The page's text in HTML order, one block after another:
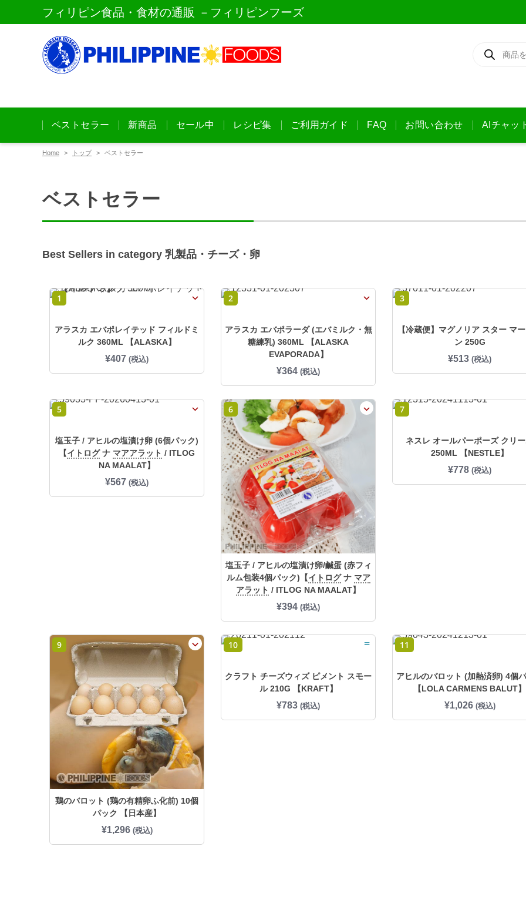
フィリピン食品・食材の通販 －フィリピンフーズ
ベストセラー 新商品 セール中 レシピ集 ご利用ガイド FAQ お問い合わせ AIチャッ
Home トップ ベストセラー
ベストセラー
Best Sellers in category 乳製品・チーズ・卵
1
アラスカ エバポレイテッド フィルドミ
ルク 360ML 【ALASKA】
¥407 (税込)
2
アラスカ エバポラーダ (エバミルク・無
糖練乳) 360ML 【ALASKA
EVAPORADA】
¥364 (税込)
3
【冷蔵便】マグノリア スター マ
ン 250G
¥513 (税込)
5
塩玉子 / アヒルの塩漬け卵 (6個パック)
【イトログナ マアアラット / ITLOG
NA MAALAT】
¥567 (税込)
6
塩玉子 / アヒルの塩漬け卵/鹹蛋 (赤フィ
ルム包装4個パック)【イトログナ マア
アラット / ITLOG NA MAALAT】
¥394 (税込)
7
ネスレ オールパーポーズ クリ
250ML 【NESTLE】
¥778 (税込)
9
鶏のバロット (鶏の有精卵ふ化前) 10個
パック 【日本産】
¥1,296 (税込)
10 =
クラフト チーズウィズ ピメント スモー
ル 210G 【KRAFT】
¥783 (税込)
11
アヒルのバロット (加熱済卵) 4個
【LOLA CARMENS BALUT】
¥1,026 (税込)